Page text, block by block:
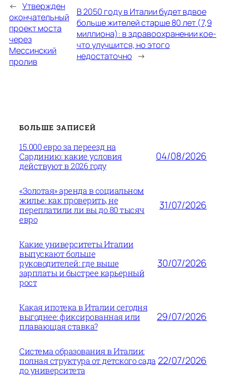
← Утвержден
окончательный
проект моста
через
Мессинский
пролив
В 2050 году в Италии будет вдвое
больше жителей старше 80 лет (7,9
миллиона): в здравоохранении кое-
что улучшится, но этого
недостаточно →
БОЛЬШЕ ЗАПИСЕЙ
15.000 евро за переезд на
Сардинию: какие условия
действуют в 2026 году
04/08/2026
«Золотая» аренда в социальном
жилье: как проверить, не
переплатили ли вы до 80 тысяч
евро
31/07/2026
Какие университеты Италии
выпускают больше
руководителей: где выше
зарплаты и быстрее карьерный
рост
30/07/2026
Какая ипотека в Италии сегодня
выгоднее: фиксированная или
плавающая ставка?
29/07/2026
Система образования в Италии:
полная структура от детского сада
до университета
22/07/2026